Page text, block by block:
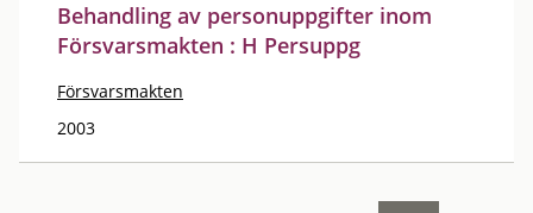
Behandling av personuppgifter inom
Försvarsmakten : H Persuppg
Försvarsmakten
2003